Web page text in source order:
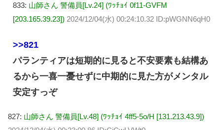
833: 山師さん 警備員[Lv.24] (ﾜｯﾁｮｲ 0f11-GVFM
[203.165.39.23]) 2024/12/04(水) 00:24:10.32 ID:pWGNN6qH0
>>821
パランティアは短期的に見ると不安要素も結構あ
るから一喜一憂せずに中期的に見た方がメンタル
安定すっぞ
827: 山師さん 警備員[Lv.48] (ﾜｯﾁｮｲ 4ff5-5o/H [131.213.43.9])